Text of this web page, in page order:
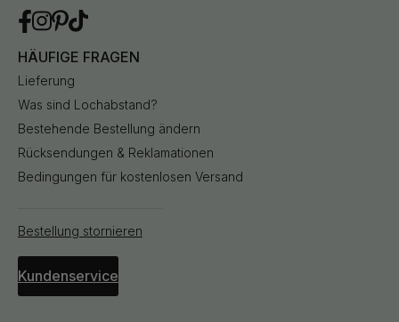
HÄUFIGE FRAGEN
Lieferung
Was sind Lochabstand?
Bestehende Bestellung ändern
Rücksendungen & Reklamationen
Bedingungen für kostenlosen Versand
Bestellung stornieren
Kundenservice